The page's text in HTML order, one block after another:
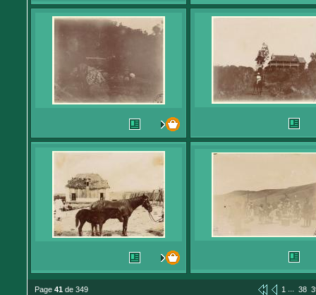
Page 41 de 349 1 ... 38